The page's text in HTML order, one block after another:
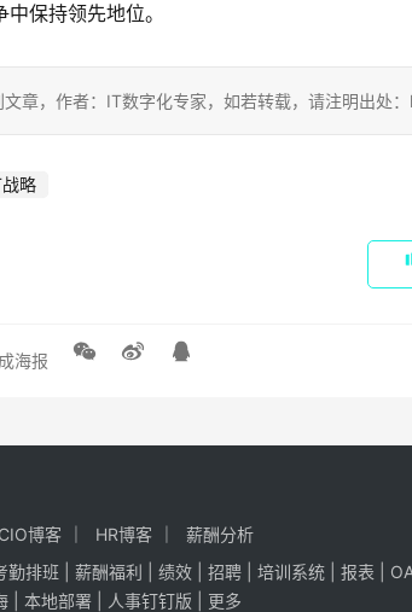
中保持领先地位。
文章，作者：IT数字化专家，如若转载，请注明出
略
海报
CIO博客 HR博客
薪酬分析
勤排班 薪酬福利 绩效| 招聘| 培训系统 | 报表
|
| 本地部署| 人事钉钉版 更多